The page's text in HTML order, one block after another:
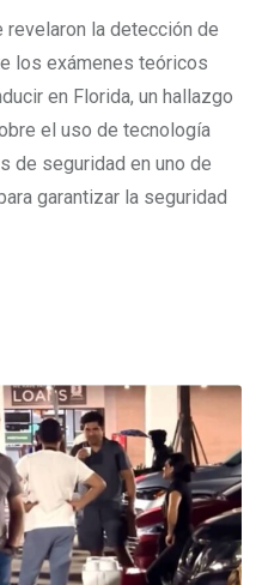
la detección de
los exámenes teóricos
en Florida, un hallazgo
el uso de tecnología
de seguridad en uno de
garantizar la seguridad